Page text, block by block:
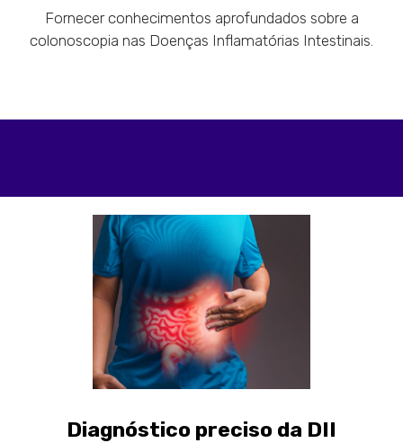
Fornecer conhecimentos aprofundados sobre a
colonoscopia nas Doenças Inflamatórias Intestinais.
Diagnóstico preciso da DII